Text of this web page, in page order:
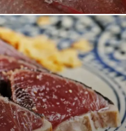
ろけるような舌ざわり
どぐろ」。 基本的に1
保ったままお手頃価格
店